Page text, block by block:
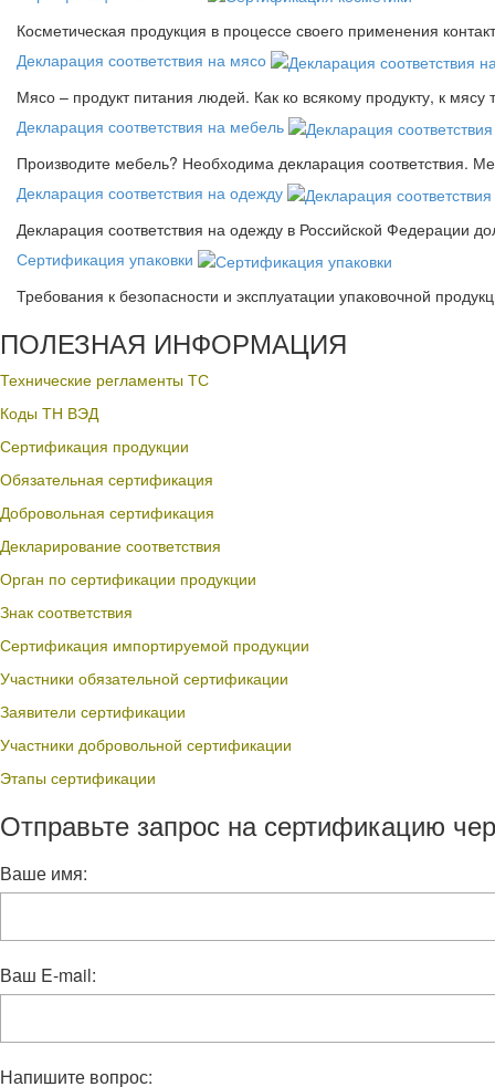
Косметическая продукция в процессе своего применения
Декларация соответствия на мясо
Мясо – продукт питания людей. Как ко всякому продукту, к мясу
Декларация соответствия на мебель
Производите мебель? Необходима декларация соответствия.
Декларация соответствия на одежду
Декларация соответствия на одежду в Российской Федерации
Сертификация упаковки
Требования к безопасности и эксплуатации упаковочной
ПОЛЕЗНАЯ ИНФОРМАЦИЯ
Технические регламенты ТС
Коды ТН ВЭД
Сертификация продукции
Обязательная сертификация
Добровольная сертификация
Декларирование соответствия
Орган по сертификации продукции
Знак соответствия
Сертификация импортируемой продукции
Участники обязательной сертификации
Заявители сертификации
Участники добровольной сертификации
Этапы сертификации
Отправьте запрос на сертификацию
Ваше имя:
Ваш E-mail:
Напишите вопрос: